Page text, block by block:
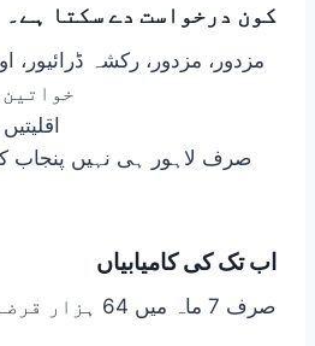
کون درخواست دے سکتا ہے۔
مزدور، مزدور، رکشہ ڈرائیور،
خواتین
صرف لاہور ہی نہیں پنجاب
اب تک کی کامیابیاں
صرف 7 ماہ میں